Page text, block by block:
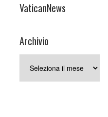
VaticanNews
Archivio